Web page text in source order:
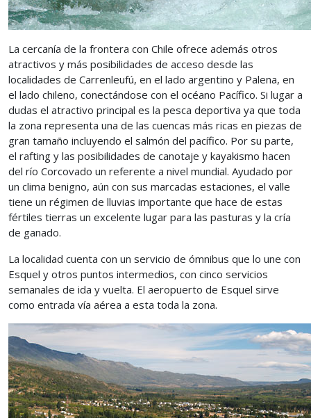
La cercanía de la frontera con Chile ofrece además otros
atractivos y más posibilidades de acceso desde las
localidades de Carrenleufú, en el lado argentino y Palena, en
el lado chileno, conectándose con el océano Pacífico. Si lugar a
dudas el atractivo principal es la pesca deportiva ya que toda
la zona representa una de las cuencas más ricas en piezas de
gran tamaño incluyendo el salmón del pacífico. Por su parte,
el rafting y las posibilidades de canotaje y kayakismo hacen
del río Corcovado un referente a nivel mundial. Ayudado por
un clima benigno, aún con sus marcadas estaciones, el valle
tiene un régimen de lluvias importante que hace de estas
fértiles tierras un excelente lugar para las pasturas y la cría
de ganado.
La localidad cuenta con un servicio de ómnibus que lo une con
Esquel y otros puntos intermedios, con cinco servicios
semanales de ida y vuelta. El aeropuerto de Esquel sirve
como entrada vía aérea a esta toda la zona.